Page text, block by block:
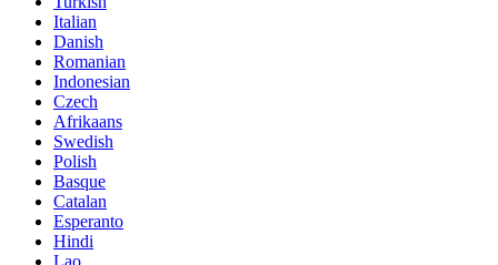
Italian
Danish
Romanian
Indonesian
Czech
Afrikaans
Swedish
Polish
Basque
Catalan
Esperanto
Hindi